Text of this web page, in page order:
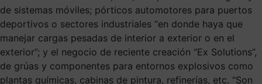
de sistemas móviles; pórticos automotores para puertos
deportivos o sectores industriales “en donde haya que
manejar cargas pesadas de interior a exterior o en el
exterior”; y el negocio de reciente creación “Ex Solutions”,
de grúas y componentes para entornos explosivos como
plantas químicas, cabinas de pintura, refinerías, etc. “Son